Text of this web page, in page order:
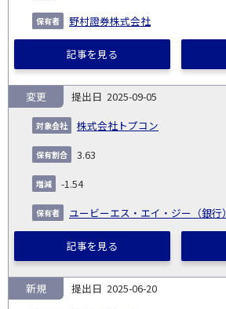
野村證券株式会社
記事を見る
2025-09-05
株式会社トプコン
変更
3.63
-1.54
ユービーエス・エイ・ジー（銀行）
記事を見る
2025-06-20
新規